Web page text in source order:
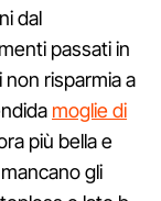
dal
passati in
risparmia a
moglie di
più bella e
gli